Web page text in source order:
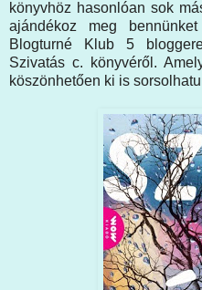
könyvhöz hasonlóan sok
ajándékoz meg
Blogturné Klub 5
Szivatás c. könyvéről.
köszönhetően ki is